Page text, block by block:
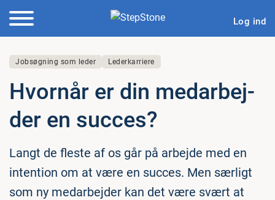
Log ind
Jobsøgning som leder Lederkarriere
Hvornår er din me­d­ar­bej­
der en succes?
Langt de fleste af os går på arbejde med en
intention om at være en succes. Men særligt
som ny medarbejder kan det være svært at